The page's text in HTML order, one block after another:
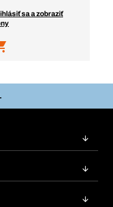
sa a zobraziť